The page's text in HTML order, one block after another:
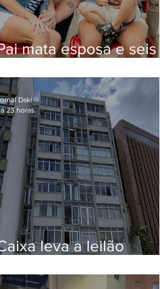
mata esposa e seis
leva a leilão
em Botafogo
Daki
23 horas